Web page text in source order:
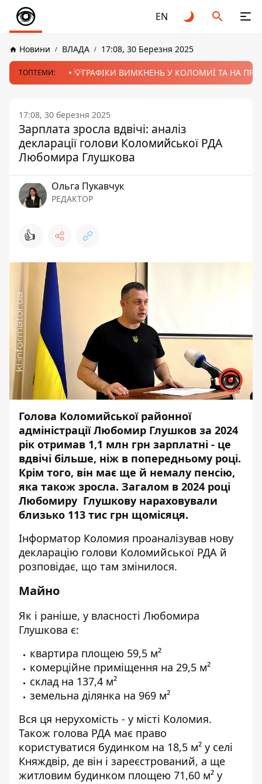
EN
Новини ВЛАДА 17:08, 30 Березня 2025
ТОПТЕМИ: 💡ГРАФІКИ ВИМКНЕНЬ У КОЛОМИЇ ТА НА
17:08, 30 березня 2025
Зарплата зросла вдвічі: аналіз
декларації голови Коломийської РДА
Любомира Глушкова
Ольга Пукавчук
РЕДАКТОР
👍
Голова Коломийської районної
адміністрації Любомир Глушков за 2024
рік отримав 1,1 млн грн зарплатні - це
вдвічі більше, ніж в попередньому році.
Крім того, він має ще й немалу пенсію,
яка також зросла. Загалом в 2024 році
Любомиру Глушкову нараховували
близько 113 тис грн щомісяця.
Інформатор Коломия проаналізував нову
декларацію голови Коломийської РДА й
розповідає, що там змінилося.
Майно
Як і раніше, у власності Любомира
Глушкова є:
квартира площею 59,5 м²
комерційне приміщення на 29,5 м²
склад на 137,4 м²
земельна ділянка на 969 м²
Вся ця нерухомість - у місті Коломия.
Також голова РДА має право
користуватися будинком на 18,5 м² у селі
Княждвір, де він і зареєстрований, а ще
житловим будинком площею 71,60 м² у